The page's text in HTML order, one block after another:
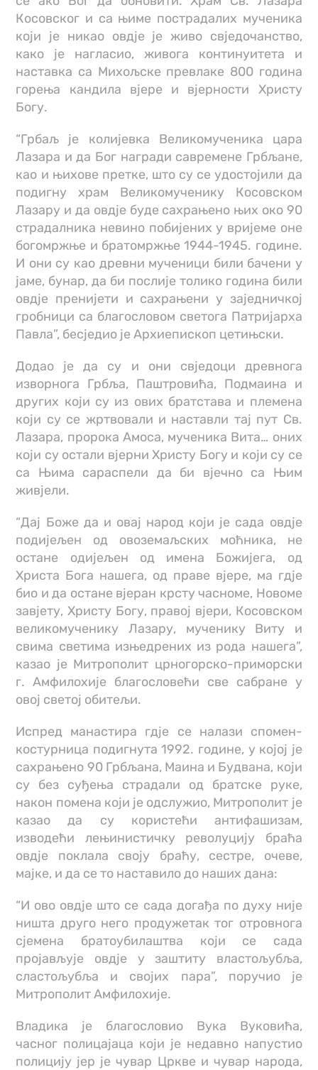
Косовског и са њиме пострадалих мученика
који је никао овдје је живо свједочанство,
како је нагласио, живога континуитета и
наставка са Михољске превлаке 800 година
горења кандила вјере и вјерности Христу
Богу.
“Грбаљ је колијевка Великомученика цара
Лазара и да Бог награди савремене Грбљане,
као и њихове претке, што су се удостојили да
подигну храм Великомученику Косовском
Лазару и да овдје буде сахрањено њих око 90
страдалника невино побијених у вријеме оне
богомржње и братомржње 1944-1945. године.
И они су као древни мученици били бачени у
јаме, бунар, да би послије толико година били
овдје пренијети и сахрањени у заједничкој
гробници са благословом светога Патријарха
Павла”, бесједио је Архиепископ цетињски.
Додао је да су и они свједоци древнога
изворнога Грбља, Паштровића, Подмаина и
других који су из ових братстава и племена
који су се жртвовали и наставли тај пут Св.
Лазара, пророка Амоса, мученика Вита… оних
који су остали вјерни Христу Богу и који су се
са Њима сараспели да би вјечно са Њим
живјели.
“Дај Боже да и овај народ који је сада овдје
подијељен од овоземаљских моћника, не
остане одијељен од имена Божијега, од
Христа Бога нашега, од праве вјере, ма гдје
био и да остане вјеран крсту часноме, Новоме
завјету, Христу Богу, правој вјери, Косовском
великомученику Лазару, мученику Виту и
свима светима изњедрених из рода нашега”,
казао је Митрополит црногорско-приморски
г. Амфилохије благословећи све сабране у
овој светој обитељи.
Испред манастира гдје се налази спомен-
костурница подигнута 1992. године, у којој је
сахрањено 90 Грбљана, Маина и Будвана, који
су без суђења страдали од братске руке,
након помена који је одслужио, Митрополит је
казао да су користећи антифашизам,
изводећи лењинистичку револуцију браћа
овдје поклала своју браћу, сестре, очеве,
мајке, и да се то наставило до наших дана:
“И ово овдје што се сада догађа по духу није
ништа друго него продужетак тог отровнога
сјемена братоубилаштва који се сада
пројављује овдје у заштиту властољубља,
сластољубља и својих пара”, поручио је
Митрополит Амфилохије.
Владика је благословио Вука Вуковића,
часног полицајаца који је недавно напустио
полицију јер је чувар Цркве и чувар народа,